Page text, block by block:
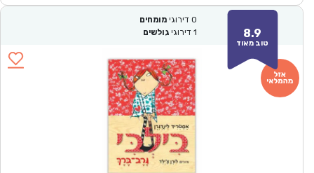
8.9
טוב מאוד
0 דירוגי מומחים
1 דירוגי גולשים